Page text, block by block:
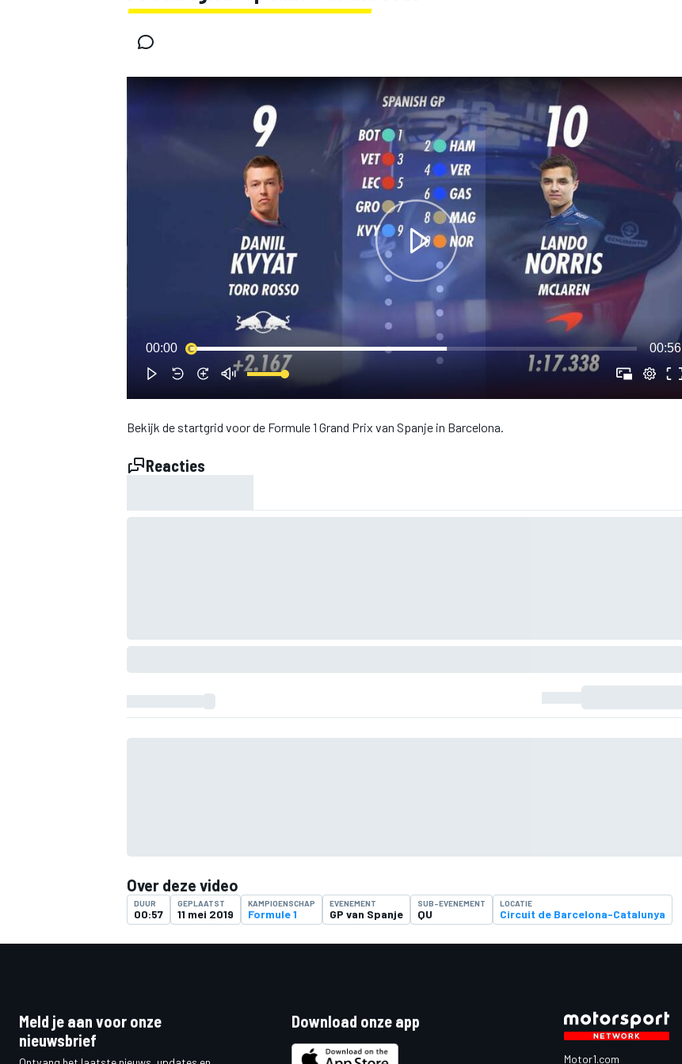
INDYCAR
00:00 00:56
Bekijk de startgrid voor de Formule 1 Grand Prix van Spanje in Barcelona.
Reacties
Over deze video
DUUR
00:57
GEPLAATST
11 mei 2019
KAMPIOENSCHAP
Formule 1
EVENEMENT
GP van Spanje
SUB-EVENEMENT
QU
LOCATIE
Circuit de Barcelona-Catalunya
Meld je aan voor onze
nieuwsbrief
Download onze app
Motor1.com